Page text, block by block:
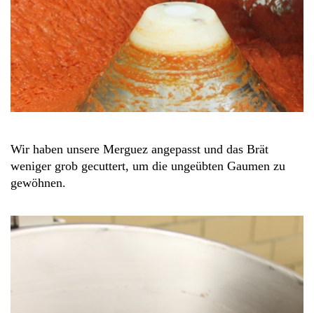
Wir haben unsere Merguez angepasst und das Brät
weniger grob gecuttert, um die ungeübten Gaumen zu
gewöhnen.